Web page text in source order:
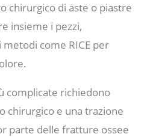
chirurgico di aste o piastre
insieme i pezzi,
come RICE per
complicate richiedono
chirurgico e una trazione
parte delle fratture ossee